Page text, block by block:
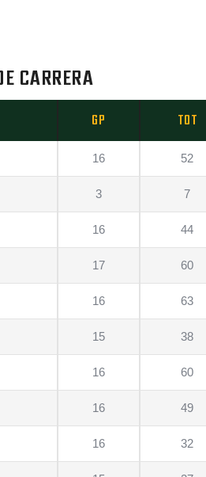
CARRERA
GP TOT
16 52
3 7
16 44
17 60
16 63
15 38
16 60
16 49
16 32